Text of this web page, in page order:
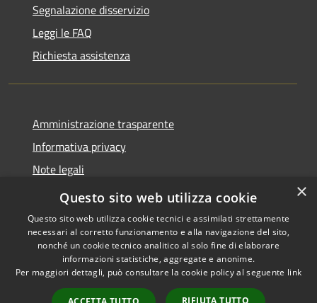
Segnalazione disservizio
Leggi le FAQ
Richiesta assistenza
Amministrazione trasparente
Informativa privacy
Note legali
Dichiarazione di accessibilità
Accessibilità
Copyright © 2026 • Comune di
San Mauro Marchesato •
Powered byMunicipium
×
Questo sito web utilizza cookie
Questo sito web utilizza cookie tecnici e assimilati strettamente
necessari al corretto funzionamento e alla navigazione del sito,
nonché un cookie tecnico analitico al solo fine di elaborare
informazioni statistiche, aggregate e anonime.
Per maggiori dettagli, può consultare la cookie policy al seguente link
RIFIUTA TUTTO